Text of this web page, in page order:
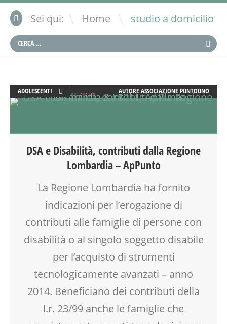
Sei qui: Home \ studio a domicilio
ADOLESCENTI
ADULTI
GENITORI
RAGAZZI
AUTORE ASSOCIAZIONE PUNTOUNO
DSA e Disabilità, contributi dalla Regione
Lombardia – ApPunto
La Regione Lombardia ha fornito
indicazioni per l’erogazione di
contributi alle famiglie di persone con
disabilità o al singolo soggetto disabile
per l’acquisto di strumenti
tecnologicamente avanzati – anno
2014. Beneficiano dei contributi della
l.r. 23/99 anche le famiglie che